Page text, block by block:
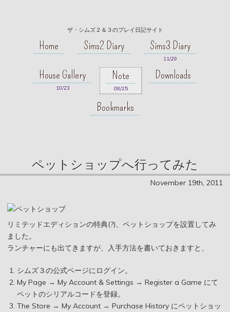
ザ・シムズ２＆３のプレイ日記サイト
Home Sims2 Diary Sims3 Diary
11/29
House Gallery
10/23
Note
08/25
Downloads
Bookmarks
ペットショップへ行ってみた
November 19th, 2011
リミテッドエディションの特典(?)、ペットショップを設置してみ
ました。
ランチャーにも出てきますが、入手方法を書いておきますと、
シムズ３の公式ページにログイン。
My Page → My Account & Settings → Register a Game にて
ペットのシリアルコードを登録。
The Store → My Account → Purchase History にペットショッ